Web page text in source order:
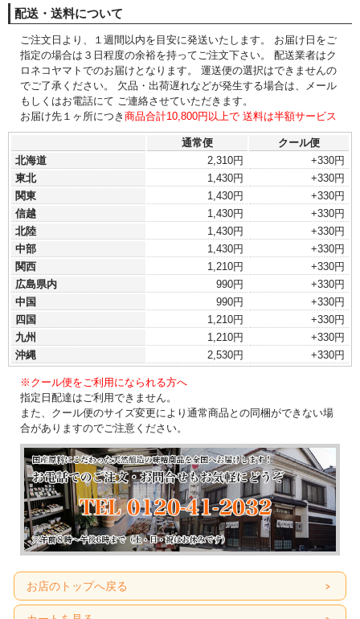
配送・送料について
ご注文日より、１週間以内を目安に発送いたします。 お届け日をご
指定の場合は３日程度の余裕を持ってご注文下さい。 配送業者はク
ロネコヤマトでのお届けとなります。 運送便の選択はできませんの
でご了承ください。 欠品・出荷遅れなどが発生する場合は、メール
もしくはお電話にて ご連絡させていただきます。
お届け先１ヶ所につき 商品合計10,800円以上で 送料は半額サービス
通常便
クール便
北海道
2,310円
+330円
東北
1,430円
+330円
関東
1,430円
+330円
信越
1,430円
+330円
北陸
1,430円
+330円
中部
1,430円
+330円
関西
1,210円
+330円
広島県内
990円
+330円
中国
990円
+330円
四国
1,210円
+330円
九州
1,210円
+330円
沖縄
2,530円 +330円
※クール便をご利用になられる方へ
指定日配達はご利用できません。
また、クール便のサイズ変更により通常商品との同梱ができない場
合がありますのでご注意ください。
お店のトップへ戻る